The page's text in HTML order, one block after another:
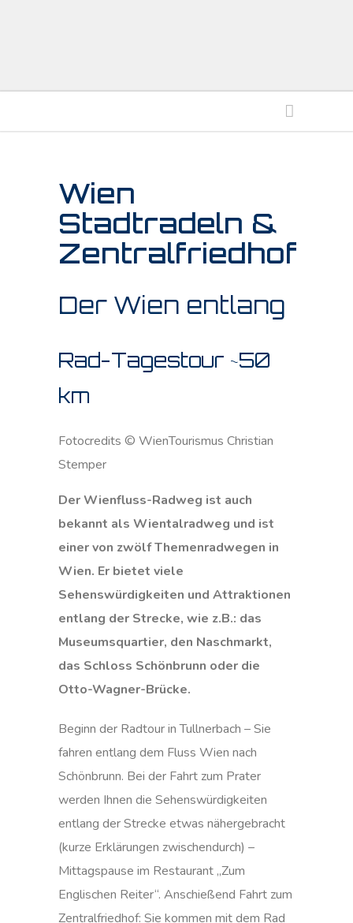
Wien
Stadtradeln &
Zentralfriedhof
Der Wien entlang
Rad-Tagestour ~50
km
Fotocredits © WienTourismus Christian
Stemper
Der Wienfluss-Radweg ist auch
bekannt als Wientalradweg und ist
einer von zwölf Themenradwegen in
Wien. Er bietet viele
Sehenswürdigkeiten und Attraktionen
entlang der Strecke, wie z.B.: das
Museumsquartier, den Naschmarkt,
das Schloss Schönbrunn oder die
Otto-Wagner-Brücke.
Beginn der Radtour in Tullnerbach – Sie
fahren entlang dem Fluss Wien nach
Schönbrunn. Bei der Fahrt zum Prater
werden Ihnen die Sehenswürdigkeiten
entlang der Strecke etwas nähergebracht
(kurze Erklärungen zwischendurch) –
Mittagspause im Restaurant „Zum
Englischen Reiter“. Anschießend Fahrt zum
Zentralfriedhof: Sie kommen mit dem Rad